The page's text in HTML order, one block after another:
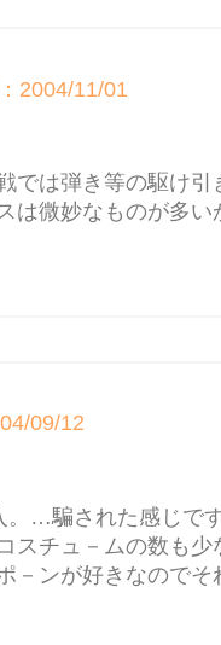
2004/11/01
では弾き等の駆け引
は微妙なものが多い
09/12
…騙された感じで
スチュ－ムの数も少
ンが好きなのでそ